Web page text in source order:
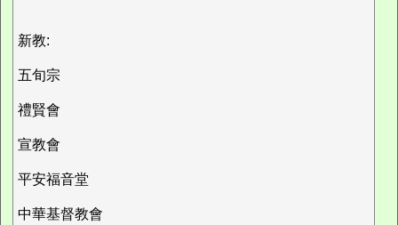
新教:
五旬宗
禮賢會
宣教會
平安福音堂
中華基督教會